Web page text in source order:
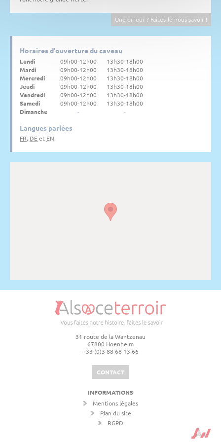
Une erreur ? Faites-le nous savoir !
Horaires d'ouverture du caveau
Lundi 09h00-12h00
13h30-18h00
Mardi
09h00-12h00
13h30-18h00
Mercredi
09h00-12h00
13h30-18h00
Jeudi
09h00-12h00
13h30-18h00
Vendredi
09h00-12h00
13h30-18h00
Samedi
09h00-12h00
13h30-18h00
Dimanche
- -
Langues parlées
FR, DE et EN.
31 route de la Wantzenau
67800 Hoenheim
+33 (0)3 88 68 13 66
CONTACT
INFORMATIONS
Mentions légales
Plan du site
RGPD